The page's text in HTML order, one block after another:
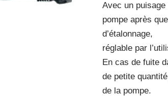
Avec un puisage
pompe après
d’étalonnage,
réglable par
En cas de fuite
de petite
de la pompe.